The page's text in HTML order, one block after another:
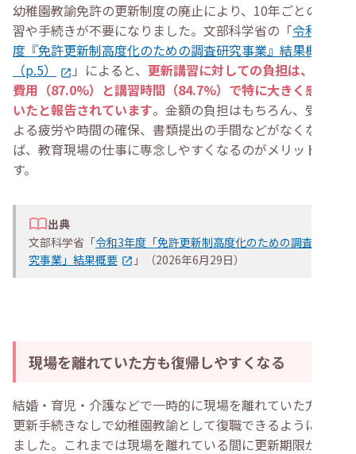
幼稚園教諭免許の更新制度の廃止により、10年ごとの講
習や手続きが不要になりました。文部科学省の「令和3年
度『免許更新制高度化のための調査研究事業』結果概要
（p.5）
」によると、 更新講習に対しての負担は、受講
費用（87.0%）と講習時間（84.7%）で特に大きく感じて
いたと報告されています。金額の負担はもちろん、受講に
よる疲労や時間の確保、書類提出の手間などがなくなれ
ば、教育現場の仕事に専念しやすくなるのがメリットで
す。
出典
文部科学省「令和3年度「免許更新制高度化のための調査研
究事業」結果概要
」（2026年6月29日）
現場を離れていた方も復帰しやすくなる
結婚・育児・介護などで一時的に現場を離れていた方も、
更新手続きなしで幼稚園教諭として復職できるようになり
ました。これまでは現場を離れている間に更新期限が来る